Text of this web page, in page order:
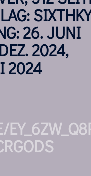
26. JUNI
2024,
2024